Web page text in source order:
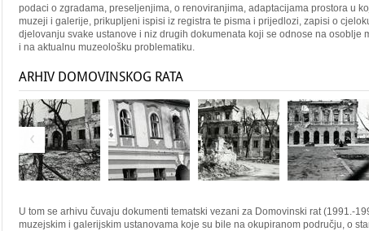
podaci o zgradama, preseljenjima, o renoviranjima, adaptacijama prostora u
muzeji i galerije, prikupljeni ispisi iz registra te pisma i prijedlozi, zapisi o
djelovanju svake ustanove i niz drugih dokumenata koji se odnose na osoblje
i na aktualnu muzeološku problematiku.
ARHIV DOMOVINSKOG RATA
U tom se arhivu čuvaju dokumenti tematski vezani za Domovinski rat (1991.-
muzejskim i galerijskim ustanovama koje su bile na okupiranom području, o